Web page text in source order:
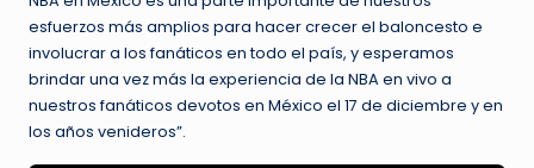
esfuerzos más amplios para hacer crecer el baloncesto e
involucrar a los fanáticos en todo el país, y esperamos
brindar una vez más la experiencia de la NBA en vivo a
nuestros fanáticos devotos en México el 17 de diciembre y en
los años venideros”.